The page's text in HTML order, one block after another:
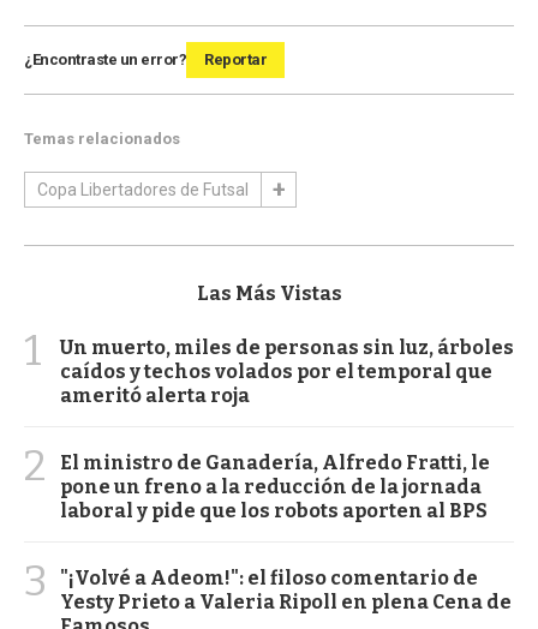
¿Encontraste un error? Reportar
Temas relacionados
Copa Libertadores de Futsal
Las Más Vistas
1
Un muerto, miles de personas sin luz, árboles
caídos y techos volados por el temporal que
ameritó alerta roja
2
El ministro de Ganadería, Alfredo Fratti, le
pone un freno a la reducción de la jornada
laboral y pide que los robots aporten al BPS
3
"¡Volvé a Adeom!": el filoso comentario de
Yesty Prieto a Valeria Ripoll en plena Cena de